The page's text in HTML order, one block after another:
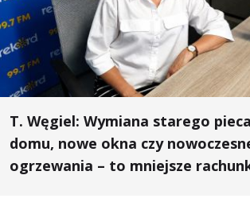
T. Węgiel: Wymiana starego
domu, nowe okna czy
ogrzewania – to mniejsze